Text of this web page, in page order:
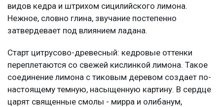
видов кедра и штрихом сицилийского лимона.
Нежное, словно глина, звучание постепенно
затвердевает под влиянием ладана.
Старт цитрусово-древесный: кедровые оттенки
переплетаются со свежей кислинкой лимона. Такое
соединение лимона с тиковым деревом создает по-
настоящему темную, насыщенную картину. В сердце
царят священные смолы - мирра и олибанум,